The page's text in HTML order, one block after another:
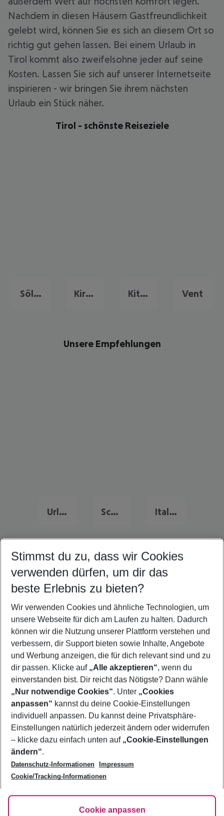
Nachdem in diesen Häusern Gastfreundlichkeit
gelebt wird, können Sie es sich an diesem Ort so
richtig gut gehen lassen. Bei einem Urlaub in
Tirol kommt also zweifelsohne jeder auf seine
Kosten. Lassen Sie sich auf unserer Internetseite
inspirieren - wir bringen Sie ihrem nächsten
Urlaub ein Stück näher.
Tirol - schönste Reiseziele
Sölden Kirchberg Kitzbühel Vent
Unsere Empfehlungen
Urlaub Deutschland Schweiz Urlaub Italien Urlaub
Quicklinks
Frübucher Angebote Tirol für 2026
Flug & Hotel Tirol
Last Minute Tirol
Familienurlaub Tirol
Pauschalreisen Tirol
Footer
Footer navigation
Über uns
AGB
Bestpreisgarantie
Cookie-Einstellungen ändern
Cookie-Richtlinie
Agenturbetreuung
Barrierefreies Reisen
HanseMerkur Reiseversicherung
Folge uns
Stimmst du zu, dass wir Cookies
verwenden dürfen, um dir das
beste Erlebnis zu bieten?
Wir verwenden Cookies und ähnliche Technologien, um
unsere Webseite für dich am Laufen zu halten. Dadurch
können wir die Nutzung unserer Plattform verstehen und
verbessern, dir Support bieten sowie Inhalte, Angebote
und Werbung anzeigen, die für dich relevant sind und zu
dir passen. Klicke auf „Alle akzeptieren“, wenn du
einverstanden bist. Dir reicht das Nötigste? Dann wähle
„Nur notwendige Cookies“. Unter „Cookies
anpassen“ kannst du deine Cookie-Einstellungen
individuell anpassen. Du kannst deine Privatsphäre-
Einstellungen natürlich jederzeit ändern oder widerrufen
– klicke dazu einfach unten auf „Cookie-Einstellungen
ändern“.
Datenschutz-Informationen
Impressum
Cookie/Tracking-Informationen
Cookie anpassen